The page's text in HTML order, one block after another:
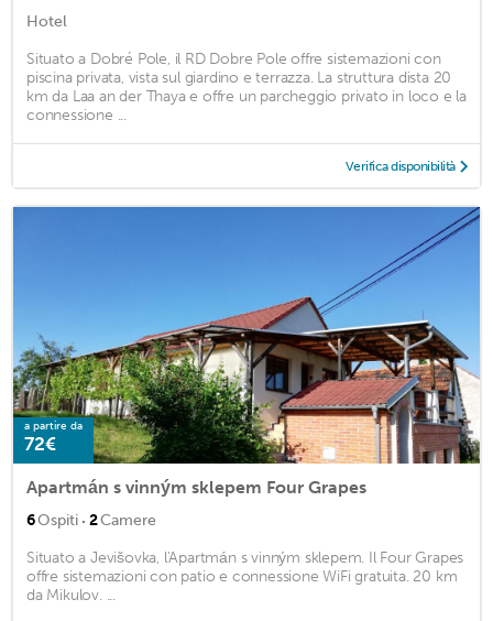
Hotel
Situato a Dobré Pole, il RD Dobre Pole offre sistemazioni con
piscina privata, vista sul giardino e terrazza. La struttura dista 20
km da Laa an der Thaya e offre un parcheggio privato in loco e la
connessione ...
Verifica disponibilità
a partire da
72€
Apartmán s vinným sklepem Four Grapes
6Ospiti · 2Camere
Situato a Jevišovka, l'Apartmán s vinným sklepem. Il Four Grapes
offre sistemazioni con patio e connessione WiFi gratuita. 20 km
da Mikulov. ...